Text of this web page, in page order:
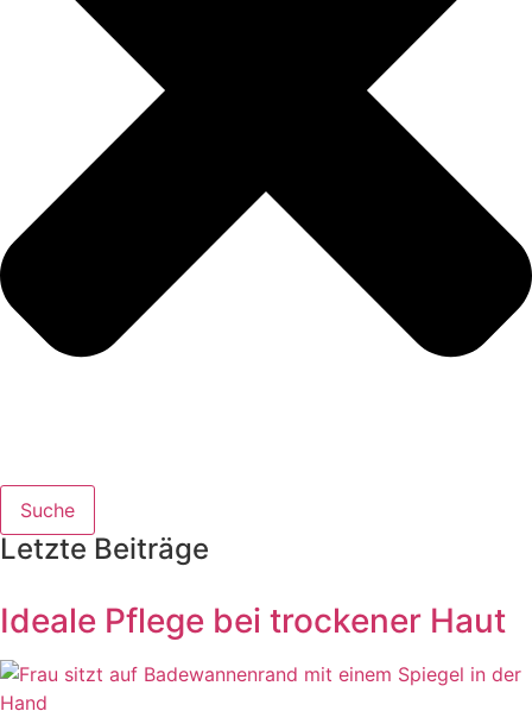
Suche
Letzte Beiträge
Ideale Pflege bei trockener Haut